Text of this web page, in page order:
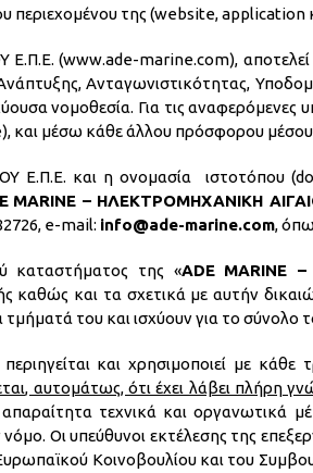
περιεχομένου της (website, application
(www.ade-marine.com),
Ανταγωνιστικότητας,
νομοθεσία. Για τις
και μέσω κάθε άλλου πρόσφορου μέσου
και η ονομασία ιστοτόπου
MARINE – ΗΛΕΚΤΡΟΜΗΧΑΝΙΚΗ
e-mail: info@ade-marine.com,
καταστήματος της «ADE MARINE –
και τα σχετικά με αυτήν
του και ισχύουν για το σύνολο
και χρησιμοποιεί με
αυτομάτως, ότι έχει λάβει πλήρη
τεχνικά και
Οι υπεύθυνοι εκτέλεσης της
Κοινοβουλίου και του